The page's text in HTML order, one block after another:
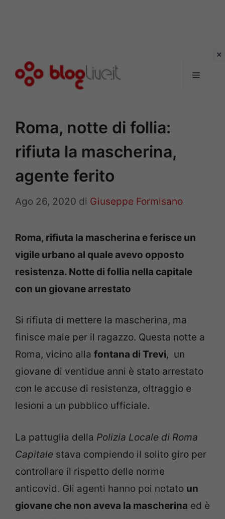
Menu
Roma, notte di follia:
rifiuta la mascherina,
agente ferito
Ago 26, 2020 di Giuseppe Formisano
Roma, rifiuta la mascherina e ferisce un
vigile urbano al quale avevo opposto
resistenza. Notte di follia nella capitale
con un giovane arrestato
Si rifiuta di mettere la mascherina, ma
finisce male per il ragazzo. Questa notte a
Roma, vicino alla fontana di Trevi, un
giovane di ventidue anni è stato arrestato
con le accuse di resistenza, oltraggio e
lesioni a un pubblico ufficiale.
La pattuglia della Polizia Locale di Roma
Capitale stava compiendo il solito giro per
controllare il rispetto delle norme
anticovid. Gli agenti hanno poi notato un
giovane che non aveva la mascherina ed è